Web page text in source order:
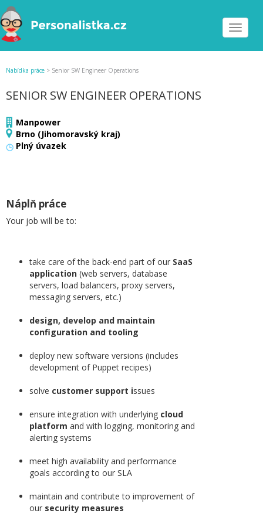
Toggle
Nabídka práce > Senior SW Engineer Operations
SENIOR SW ENGINEER OPERATIONS
Manpower
Brno (Jihomoravský kraj)
Plný úvazek
Náplň práce
Your job will be to:
take care of the back-end part of our SaaS
application (web servers, database
servers, load balancers, proxy servers,
messaging servers, etc.)
design, develop and maintain
configuration and tooling
deploy new software versions (includes
development of Puppet recipes)
solve customer support issues
ensure integration with underlying cloud
platform and with logging, monitoring and
alerting systems
meet high availability and performance
goals according to our SLA
maintain and contribute to improvement of
our security measures